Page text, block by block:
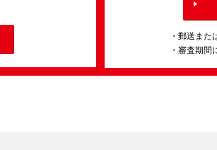
・郵送また
・審査期間